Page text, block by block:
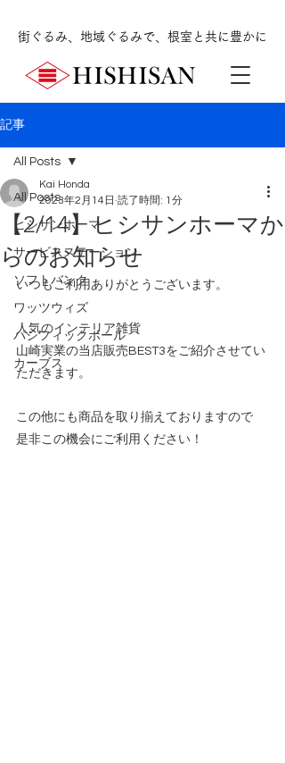
街ぐるみ、地域ぐるみで、根室と共に豊かに
記事
All Posts
ヒシサンホーマ
サービスステーション
ソフトバンク
ワッツウィズ
パシフィックボール
カーブス
All Posts
【2/14】ヒシサンホーマか
らのお知らせ
Kai Honda
2023年2月14日 読了時間: 1分
いつもご利用ありがとうございます。
人気のインテリア雑貨
山崎実業の当店販売BEST3をご紹介させてい
ただきます。
この他にも商品を取り揃えておりますので
是非この機会にご利用ください！